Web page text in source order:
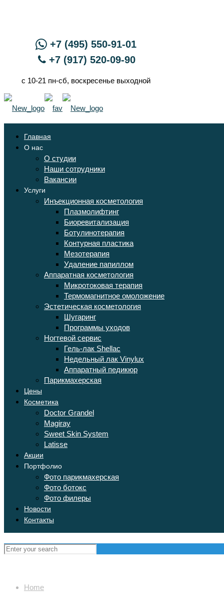
+7 (495) 550-91-01
+7 (917) 520-09-90
с 10-21 пн-сб, воскресенье выходной
Главная
О нас
О студии
Наши сотрудники
Вакансии
Услуги
Инъекционная косметология
Плазмолифтинг
Биоревитализация
Ботулинотерапия
Контурная пластика
Мезотерапия
Удаление папиллом
Аппаратная косметология
Микротоковая терапия
Термомагнитное омоложение
Эстетическая косметология
Шугаринг
Программы уходов
Ногтевой сервис
Гель-лак Shellac
Недельный лак Vinylux
Аппаратный педикюр
Парикмахерская
Цены
Косметика
Doctor Grandel
Magiray
Sweet Skin System
Latisse
Акции
Портфолио
Фото парикмахерская
Фото ботокс
Фото филеры
Новости
Контакты
Home